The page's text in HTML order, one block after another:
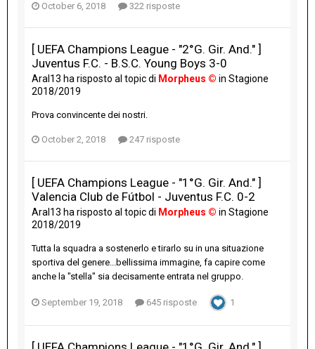
October 6, 2018 322 risposte
[ UEFA Champions League - "2°G. Gir. And." ]
Juventus F.C. - B.S.C. Young Boys 3-0
Aral13 ha risposto al topic di Morpheus © in Stagione
2018/2019
Prova convincente dei nostri.
October 2, 2018 247 risposte
[ UEFA Champions League - "1°G. Gir. And." ]
Valencia Club de Fútbol - Juventus F.C. 0-2
Aral13 ha risposto al topic di Morpheus © in Stagione
2018/2019
Tutta la squadra a sostenerlo e tirarlo su in una situazione
sportiva del genere...bellissima immagine, fa capire come
anche la "stella" sia decisamente entrata nel gruppo.
September 19, 2018 645 risposte 1